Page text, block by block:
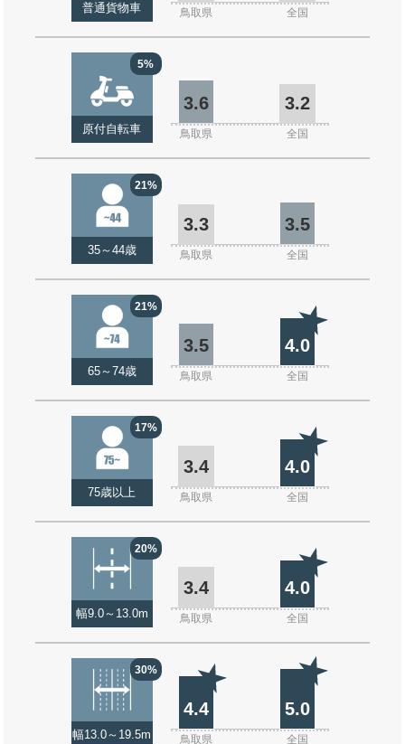
普通貨物車 鳥取県 全国
5%
原付自転車
3.6 3.2
鳥取県 全国
21%
35～44歳
3.3 3.5
鳥取県 全国
21%
65～74歳
3.5 4.0
鳥取県 全国
17%
75歳以上
3.4 4.0
鳥取県 全国
20%
幅9.0～13.0m
3.4 4.0
鳥取県 全国
30%
幅13.0～19.5m
4.4 5.0
鳥取県 全国